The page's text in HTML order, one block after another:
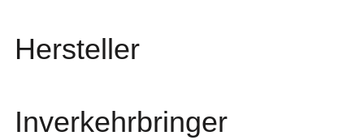
Hersteller
Inverkehrbringer